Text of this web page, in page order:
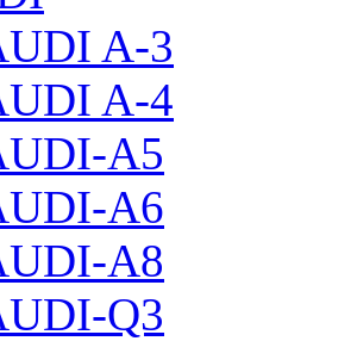
A-3
A-4
A5
A6
A8
Q3